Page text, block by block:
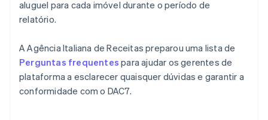
aluguel para cada imóvel durante o período de
relatório.
A Agência Italiana de Receitas preparou uma lista de
Perguntas frequentes para ajudar os gerentes de
plataforma a esclarecer quaisquer dúvidas e garantir a
conformidade com o DAC7.